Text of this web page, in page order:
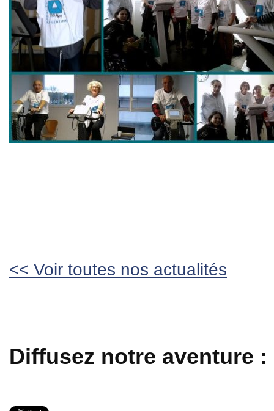
<< Voir toutes nos actualités
Diffusez notre aventure :